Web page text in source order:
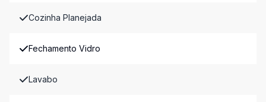
Cozinha Planejada
Fechamento Vidro
Lavabo